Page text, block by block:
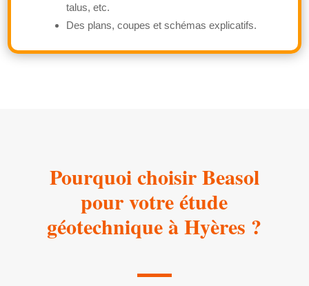
talus, etc.
Des plans, coupes et schémas explicatifs.
Pourquoi choisir Beasol
pour votre étude
géotechnique à Hyères ?